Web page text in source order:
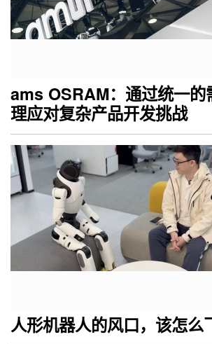
ams OSRAM：通过统一的
理应对复杂产品开发挑战
人形机器人的风口，该怎么